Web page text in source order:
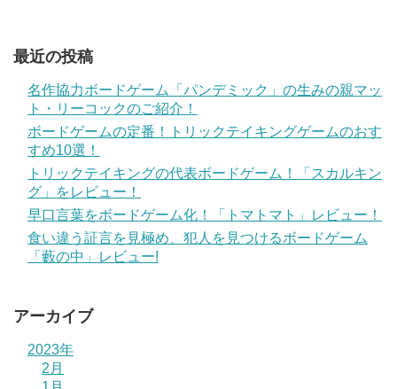
最近の投稿
名作協力ボードゲーム「パンデミック」の生みの親マッ
ト・リーコックのご紹介！
ボードゲームの定番！トリックテイキングゲームのおす
すめ10選！
トリックテイキングの代表ボードゲーム！「スカルキン
グ」をレビュー！
早口言葉をボードゲーム化！「トマトマト」レビュー！
食い違う証言を見極め、犯人を見つけるボードゲーム
「藪の中」レビュー!
アーカイブ
2023年
2月